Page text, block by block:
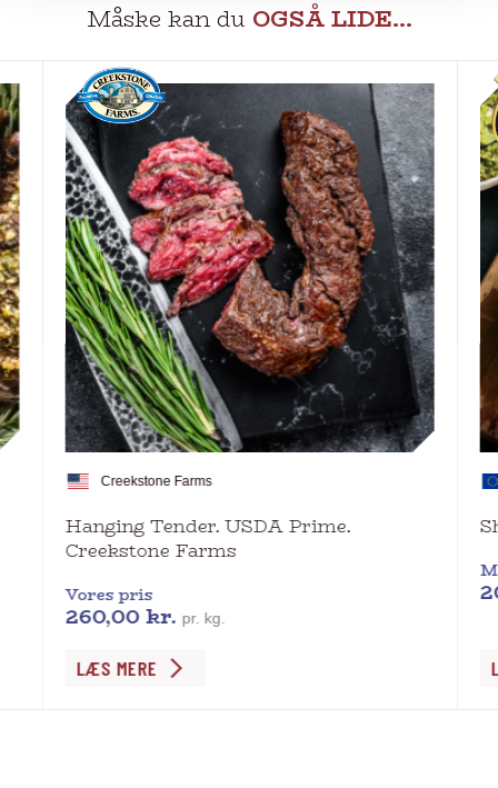
Måske kan du OGSÅ LIDE…
Creekstone Farms
Hanging Tender. USDA Prime.
Creekstone Farms
Vores pris
260,00kr. pr. kg.
Dette
LÆS MERE